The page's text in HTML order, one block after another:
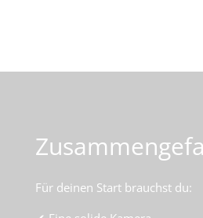
Für deinen Start brauchst du: